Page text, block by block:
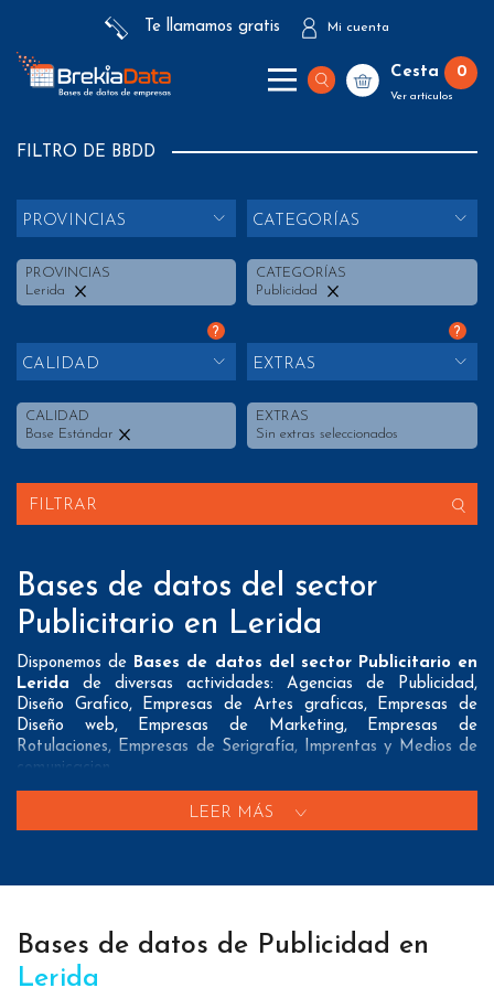
Te llamamos gratis Mi cuenta
Cesta 0
Ver artículos
FILTRO DE BBDD
PROVINCIAS
PROVINCIAS
Lerida
CATEGORÍAS
CATEGORÍAS
Publicidad
?
CALIDAD
CALIDAD
Base Estándar
?
EXTRAS
EXTRAS
Sin extras seleccionados
FILTRAR
Bases de datos del sector
Publicitario en Lerida
Disponemos de Bases de datos del sector Publicitario en
Lerida de diversas actividades: Agencias de Publicidad,
Diseño Grafico, Empresas de Artes graficas, Empresas de
Diseño web, Empresas de Marketing, Empresas de
Rotulaciones, Empresas de Serigrafía, Imprentas y Medios de
comunicacion
Nuestros listados normalmente ofrecen 3 posibles formas de
contacto que pueden resultar interesantes a nuestros clientes:
del sector Publicitario en Lerida tienen todos los datos
postal para que pueda realizar su mailing postal con la
máxima eficacia.
LEER MÁS
Bases de datos de Publicidad en
Lerida